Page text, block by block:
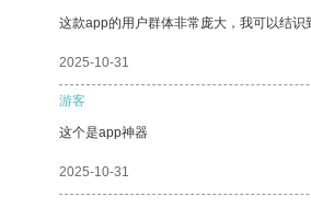
这款app的用户群体非常庞大，我可以结识
2025-10-31
游客
这个是app神器
2025-10-31